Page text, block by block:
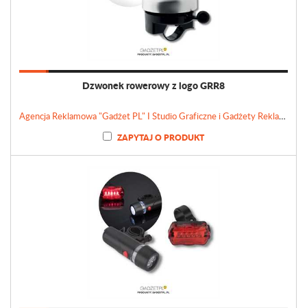
Dzwonek rowerowy z logo GRR8
Agencja Reklamowa "Gadżet PL" I Studio Graficzne i Gadżety Reklamowe
ZAPYTAJ O PRODUKT